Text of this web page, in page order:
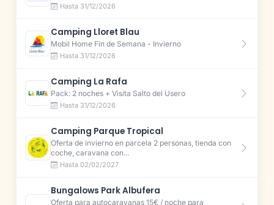
Hasta 31/12/2026
Camping Lloret Blau
Mobil Home Fin de Semana - Invierno
Hasta 31/12/2026
Camping La Rafa
Pack: 2 noches + Visita Salto del Usero
Hasta 31/12/2026
Camping Parque Tropical
Oferta de invierno en parcela 2 personas, tienda con
coche, caravana con...
Hasta 02/02/2027
Bungalows Park Albufera
Oferta para autocaravanas 15€ / noche para